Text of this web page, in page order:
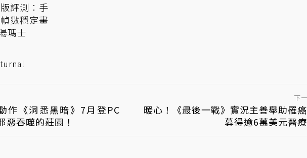
評測：手
數穩定畫
瑪士
作《洞悉黑暗》7月登PC
惡吞噬的莊園！
下
暖心！《最後一戰》實況主善舉助罹
募得逾6萬美元醫